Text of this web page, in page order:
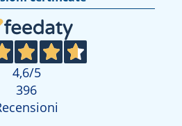
4,6/5
396